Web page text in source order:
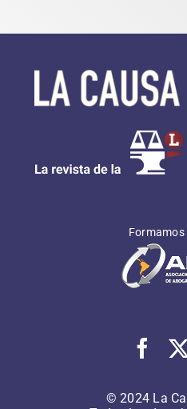
© 2024 La